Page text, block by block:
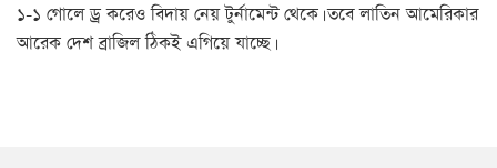
১-১ গোলে ড্র করেও বিদায় নেয় টুর্নামেন্ট থেকে। তবে লাতিন আমেরিকার
আরেক দেশ ব্রাজিল ঠিকই এগিয়ে যাচ্ছে।